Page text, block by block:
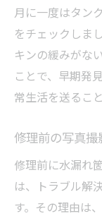
月に一度はタン
をチェックしま
キンの緩みがな
ことで、早期発
常生活を送るこ
修理前の写真
修理前に水漏れ
は、トラブル解
す。その理由は